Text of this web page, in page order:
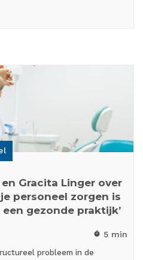
Gracita Linger over
personeel zorgen is
gezonde praktijk’
timer 5 min
probleem in de